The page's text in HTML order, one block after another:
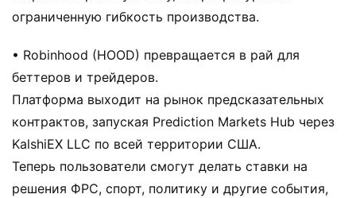
ограниченную гибкость производства.
• Robinhood (HOOD) превращается в рай для
беттеров и трейдеров.
Платформа выходит на рынок предсказательных
контрактов, запуская Prediction Markets Hub через
KalshiEX LLC по всей территории США.
Теперь пользователи смогут делать ставки на
решения ФРС, спорт, политику и другие события,